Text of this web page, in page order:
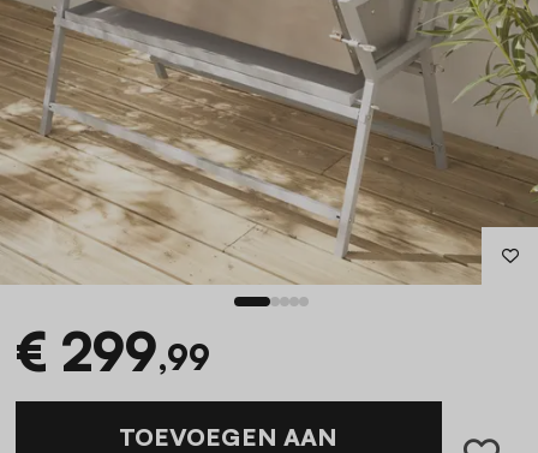
€ 299,99
TOEVOEGEN AAN